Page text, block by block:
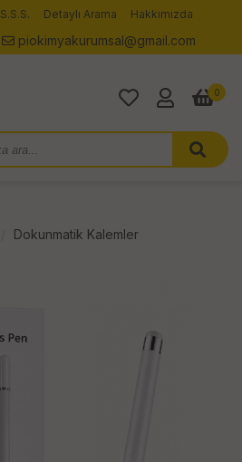
S.S.S. Detaylı Arama Hakkımızda
piokimyakurumsal@gmail.com
0
Dokunmatik Kalemler